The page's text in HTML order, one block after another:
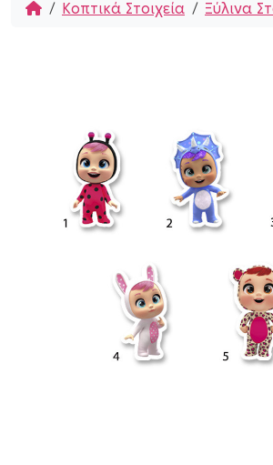
HomeΚοπτικά Στοιχεία Ξύλινα